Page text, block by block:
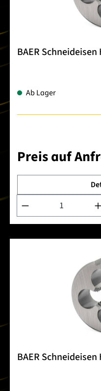
BAER Schneideisen
Ab Lager
Preis auf
Produkt Anzahl: Gib
BAER Schneideisen